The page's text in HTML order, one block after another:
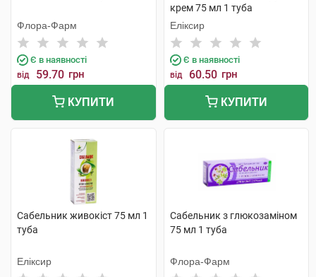
Флора-Фарм
Є в наявності
від 59.70 грн
КУПИТИ
крем 75 мл 1 туба
Еліксир
Є в наявності
від 60.50 грн
КУПИТИ
Сабельник живокіст 75 мл 1
туба
Еліксир
Сабельник з глюкозамiном
75 мл 1 туба
Флора-Фарм